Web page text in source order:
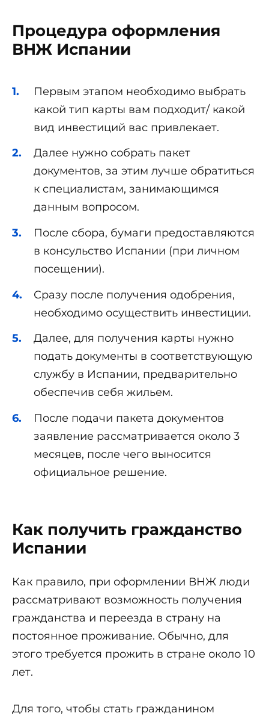
Процедура оформления
ВНЖ Испании
Первым этапом необходимо выбрать
какой тип карты вам подходит/ какой
вид инвестиций вас привлекает.
Далее нужно собрать пакет
документов, за этим лучше обратиться
к специалистам, занимающимся
данным вопросом.
После сбора, бумаги предоставляются
в консульство Испании (при личном
посещении).
Сразу после получения одобрения,
необходимо осуществить инвестиции.
Далее, для получения карты нужно
подать документы в соответствующую
службу в Испании, предварительно
обеспечив себя жильем.
После подачи пакета документов
заявление рассматривается около 3
месяцев, после чего выносится
официальное решение.
Как получить гражданство
Испании
Как правило, при оформлении ВНЖ люди
рассматривают возможность получения
гражданства и переезда в страну на
постоянное проживание. Обычно, для
этого требуется прожить в стране около 10
лет.
Для того, чтобы стать гражданином